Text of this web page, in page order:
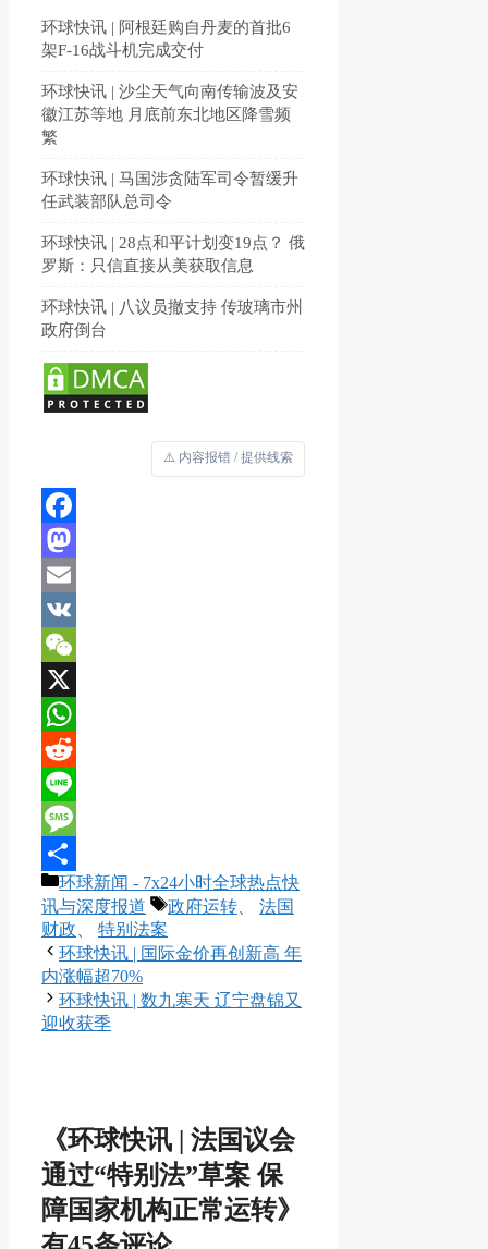
环球快讯 | 阿根廷购自丹麦的首批6
架F-16战斗机完成交付
环球快讯 | 沙尘天气向南传输波及安
徽江苏等地 月底前东北地区降雪频
繁
环球快讯 | 马国涉贪陆军司令暂缓升
任武装部队总司令
环球快讯 | 28点和平计划变19点？ 俄
罗斯：只信直接从美获取信息
环球快讯 | 八议员撤支持 传玻璃市州
政府倒台
⚠️ 内容报错 / 提供线索
Facebook
Mastodon
Email
VK
WeChat
X
WhatsApp
Reddit
Line
Message
分
享
分
类
环球新闻 - 7x24小时全球热点快
讯与深度报道
标
政府运转
法国
财政
特别法案
环球快讯 | 国际金价再创新高 年
内涨幅超70%
环球快讯 | 数九寒天 辽宁盘锦又
迎收获季
《环球快讯 | 法国议会
通过“特别法”草案 保
障国家机构正常运转》